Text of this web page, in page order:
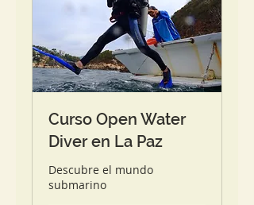
Curso Open Water
Diver en La Paz
Descubre el mundo
submarino